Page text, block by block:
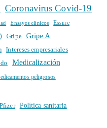
Coronavirus Covid-19
Ensayos clínicos Essure
Gripe Gripe A
Intereses empresariales
Medicalización
peligrosos
Pfizer Política sanitaria